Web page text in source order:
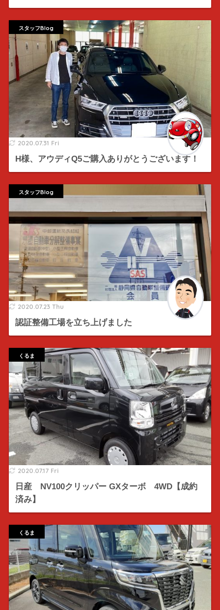
2020.07.31 Fri
H様、アウディQ5ご購入ありがとうございます！
スタッフBlog
2020.07.23 Thu
認証整備工場を立ち上げました
スタッフBlog
2020.07.17 Fri
日産 NV100クリッパー GXターボ 4WD【成約
済み】
くるま
くるま